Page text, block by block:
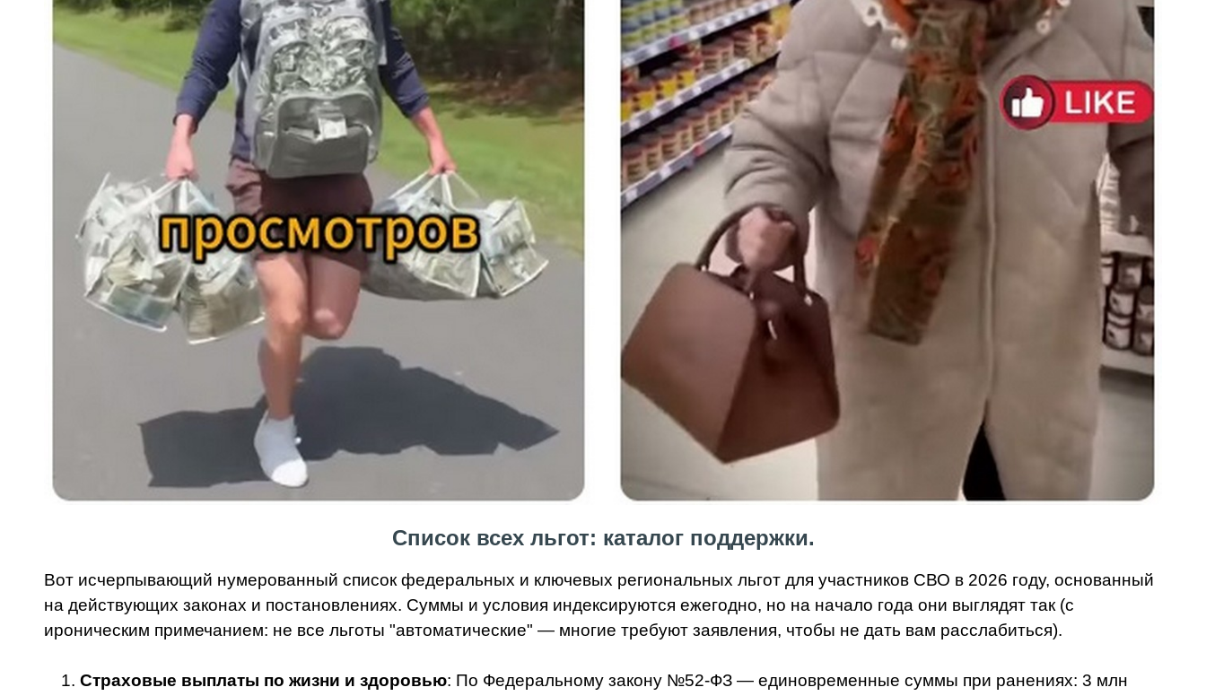
Список всех льгот: каталог поддержки.
Вот исчерпывающий нумерованный список федеральных и ключевых региональных льгот для участников СВО в 2026 году, основанный
на действующих законах и постановлениях. Суммы и условия индексируются ежегодно, но на начало года они выглядят так (с
ироническим примечанием: не все льготы "автоматические" — многие требуют заявления, чтобы не дать вам расслабиться).
Страховые выплаты по жизни и здоровью: По Федеральному закону №52-ФЗ — единовременные суммы при ранениях: 3 млн